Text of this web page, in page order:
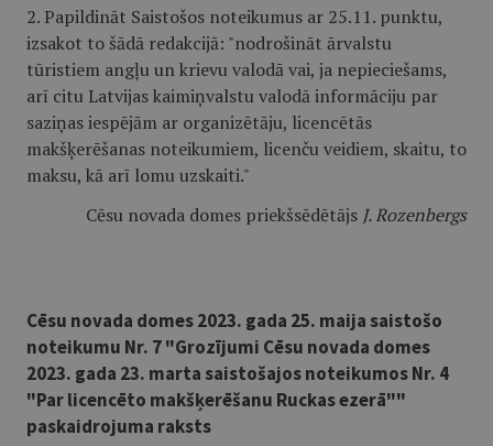
2. Papildināt Saistošos noteikumus ar 25.11. punktu,
izsakot to šādā redakcijā: "nodrošināt ārvalstu
tūristiem angļu un krievu valodā vai, ja nepieciešams,
arī citu Latvijas kaimiņvalstu valodā informāciju par
saziņas iespējām ar organizētāju, licencētās
makšķerēšanas noteikumiem, licenču veidiem, skaitu, to
maksu, kā arī lomu uzskaiti."
Cēsu novada domes priekšsēdētājs J. Rozenbergs
Cēsu novada domes 2023. gada 25. maija saistošo
noteikumu Nr. 7 "Grozījumi Cēsu novada domes
2023. gada 23. marta saistošajos noteikumos Nr. 4
"Par licencēto makšķerēšanu Ruckas ezerā""
paskaidrojuma raksts